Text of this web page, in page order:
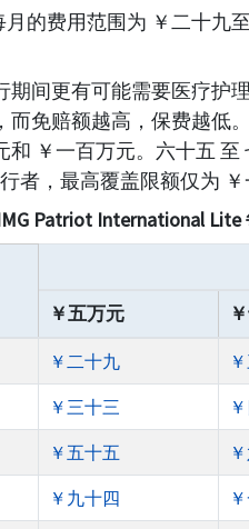
月的费用范围为 ￥二十九
期间更有可能需要医疗护
免赔额越高，保费越低
和 ￥一百万元。六十五
者，最高覆盖限额仅为 ￥
Patriot International
￥五万元
￥二十九
￥三十三
￥五十五
￥九十四